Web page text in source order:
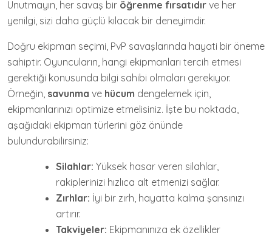
Unutmayın, her savaş bir öğrenme fırsatıdır ve her
yenilgi, sizi daha güçlü kılacak bir deneyimdir.
Doğru ekipman seçimi, PvP savaşlarında hayati bir öneme
sahiptir. Oyuncuların, hangi ekipmanları tercih etmesi
gerektiği konusunda bilgi sahibi olmaları gerekiyor.
Örneğin, savunma ve hücum dengelemek için,
ekipmanlarınızı optimize etmelisiniz. İşte bu noktada,
aşağıdaki ekipman türlerini göz önünde
bulundurabilirsiniz:
Silahlar: Yüksek hasar veren silahlar,
rakiplerinizi hızlıca alt etmenizi sağlar.
Zırhlar: İyi bir zırh, hayatta kalma şansınızı
artırır.
Takviyeler: Ekipmanınıza ek özellikler